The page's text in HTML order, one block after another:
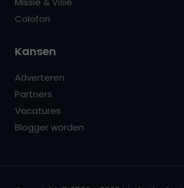
Colofon
Kansen
Adverteren
Partners
Vacatures
Blogger worden